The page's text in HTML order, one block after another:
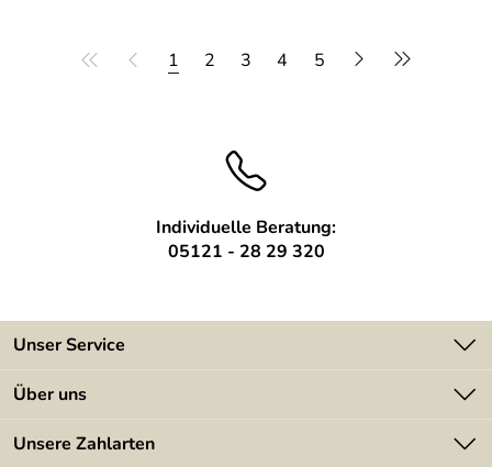
1 2 3 4 5
Individuelle Beratung:
05121 - 28 29 320
Unser Service
Kontakt
Kundeninformationen
Über uns
Angebote
Unsere Zahlarten